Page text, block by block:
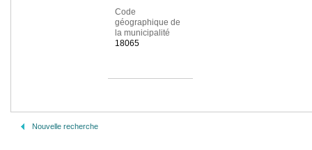
Code
géographique de
la municipalité
18065
Nouvelle recherche